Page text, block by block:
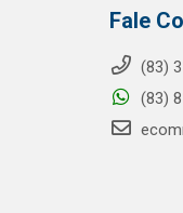
Fale
(83)
(83)